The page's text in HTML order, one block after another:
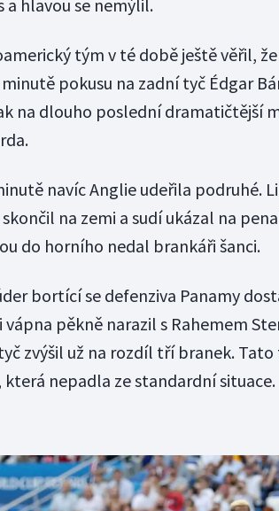
a hlavou se nemýlil.
tým v té době ještě věřil,
minutě pokusu na zadní tyč Édgar
na dlouho poslední dramatičtější
navíc Anglie udeřila podruhé.
na zemi a sudí ukázal na
do horního nedal brankáři šanci.
bortící se defenziva Panamy
vápna pěkně narazil s Rahemem
zvýšil už na rozdíl tří branek.
která nepadla ze standardní situace.